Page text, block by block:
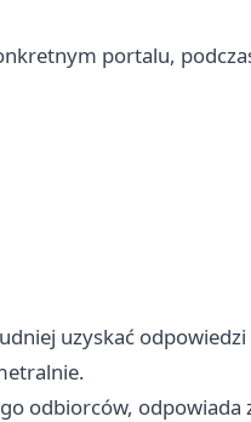
portalu,
uzyskać
odbiorców, odpowiada